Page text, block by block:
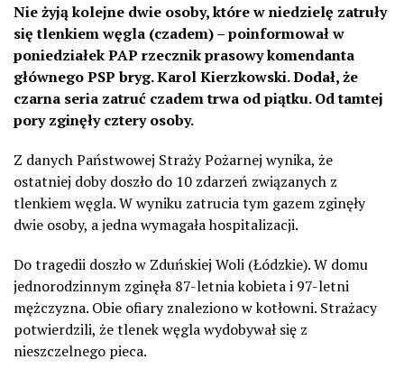
Nie żyją kolejne dwie osoby, które w niedzielę zatruły
się tlenkiem węgla (czadem) – poinformował w
poniedziałek PAP rzecznik prasowy komendanta
głównego PSP bryg. Karol Kierzkowski. Dodał, że
czarna seria zatruć czadem trwa od piątku. Od tamtej
pory zginęły cztery osoby.
Z danych Państwowej Straży Pożarnej wynika, że
ostatniej doby doszło do 10 zdarzeń związanych z
tlenkiem węgla. W wyniku zatrucia tym gazem zginęły
dwie osoby, a jedna wymagała hospitalizacji.
Do tragedii doszło w Zduńskiej Woli (Łódzkie). W domu
jednorodzinnym zginęła 87-letnia kobieta i 97-letni
mężczyzna. Obie ofiary znaleziono w kotłowni. Strażacy
potwierdzili, że tlenek węgla wydobywał się z
nieszczelnego pieca.